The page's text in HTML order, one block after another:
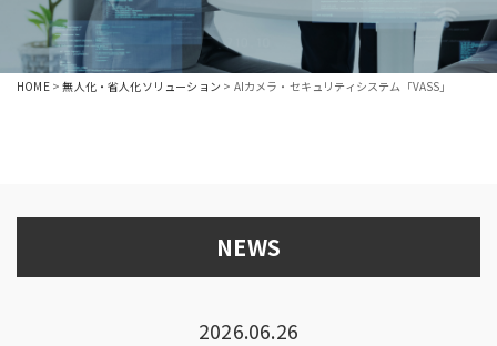
HOME>無人化・省人化ソリューション > AIカメラ・セキュリティシステム「VASS」
NEWS
2026.06.26